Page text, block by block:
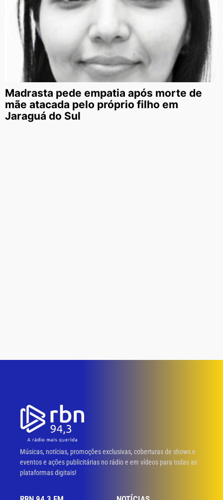
Madrasta pede empatia após morte de
mãe atacada pelo próprio filho em
Jaraguá do Sul
Músicas, notícias, promoções exclusivas, coberturas de shows e
eventos e ações publicitárias no rádio e em vídeos para todas as
plataformas digitais!